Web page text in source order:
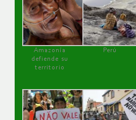
Amazonía
defiende su
territorio
Perú